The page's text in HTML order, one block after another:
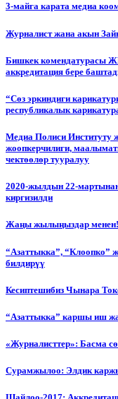
3-майга карата медиа
Журналист жана акын
Бишкек комендатурасы
аккредитация бере
“Сөз эркиндиги
республикалык
Медиа Полиси Институту
жоопкерчилиги,
чектөөлөр тууралуу
2020-жылдын 22-
киргизилди
Жаңы жылыңыздар менен!
“Азаттыкка”, “Клоопко”
билдирүү
Кесиптешибиз Чынара
“Азаттыкка” каршы иш
«Журналисттер»: Басма
Сурамжылоо: Элдик